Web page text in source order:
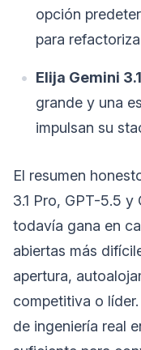
opción
para
Elija Gemini
grande y una
impulsan su
El resumen
3.1 Pro, GPT-5.5
todavía gana en
abiertas más
apertura,
competitiva o
de ingeniería real